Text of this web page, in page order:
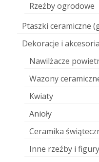
Rzeźby ogrodowe
Ptaszki ceramiczne
Dekoracje i akcesoria
Nawilżacze
Wazony
Kwiaty
Anioły
Ceramika
Inne rzeźby i figury